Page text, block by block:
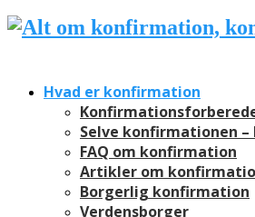
Hvad er konfirmation
Selve konfirmationen
FAQ om konfirmation
Artikler om
Borgerlig konfirmation
Verdensborger